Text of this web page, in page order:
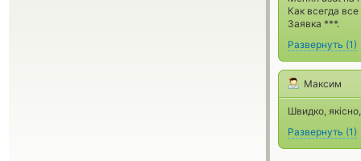
Как всегда
Заявка ***.
Развернуть (1)
Максим
Швидко,
Развернуть (1)